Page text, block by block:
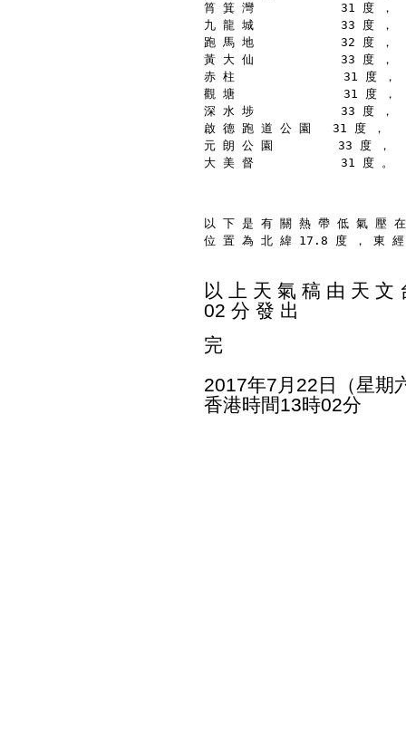
筲 箕 灣            31 度 ，
九 龍 城            33 度 ，
跑 馬 地            32 度 ，
黃 大 仙            33 度 ，
赤 柱               31 度 ，
觀 塘               31 度 ，
深 水 埗            33 度 ，
啟 德 跑 道 公 園   31 度 ，
元 朗 公 園         33 度 ，
大 美 督            31 度 。
以 下 是 有 關 熱 帶 低 氣 壓
位 置 為 北 緯 17.8 度 ， 東
以 上 天 氣 稿 由 天 文
02 分 發 出
完
2017年7月22日（星期
香港時間13時02分